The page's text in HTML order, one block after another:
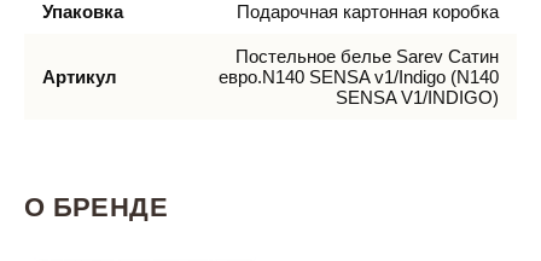
Упаковка Подарочная картонная коробка
Артикул
Постельное белье Sarev Сатин
евро.N140 SENSA v1/Indigo (N140
SENSA V1/INDIGO)
О БРЕНДЕ